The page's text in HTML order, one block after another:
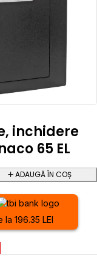
inchidere
65 EL
ADAUGĂ ÎN COȘ
196.35 LEI